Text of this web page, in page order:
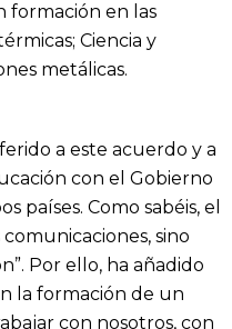
formación en las
Ciencia y
metálicas.
a este acuerdo y a
con el Gobierno
países. Como sabéis, el
sino
Por ello, ha añadido
la formación de un
con nosotros, con